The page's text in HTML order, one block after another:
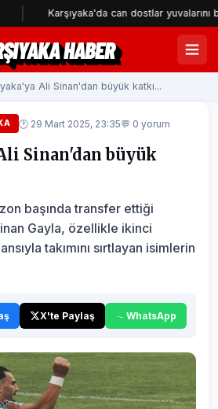
can dostlar yuvalarını bekliyor
HABER
Ali Sinan'dan büyük katkı...
🕐 29 Mart 2025, 23:35💬 0 yorum
Sinan'dan büyük
başında transfer ettiği
Gayla, özellikle ikinci
takımını sırtlayan isimlerin
X'te Paylaş WhatsApp